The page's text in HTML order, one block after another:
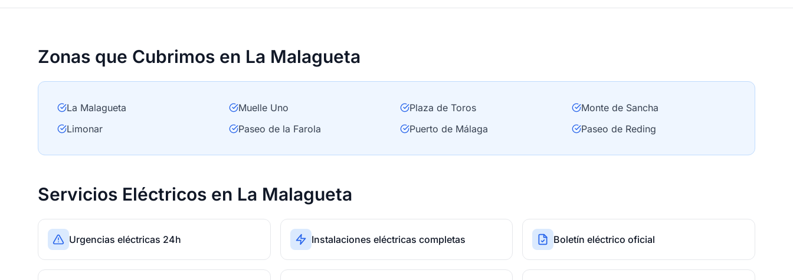
Zonas que Cubrimos en La Malagueta
La Malagueta Muelle Uno Plaza de Toros
Monte de Sancha
Limonar
Paseo de la Farola Puerto de Málaga Paseo de Reding
Servicios Eléctricos en La Malagueta
Urgencias eléctricas 24h Instalaciones eléctricas completas Boletín eléctrico oficial